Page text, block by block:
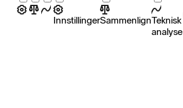
InnstillingerSammenlignTeknisk
analyse